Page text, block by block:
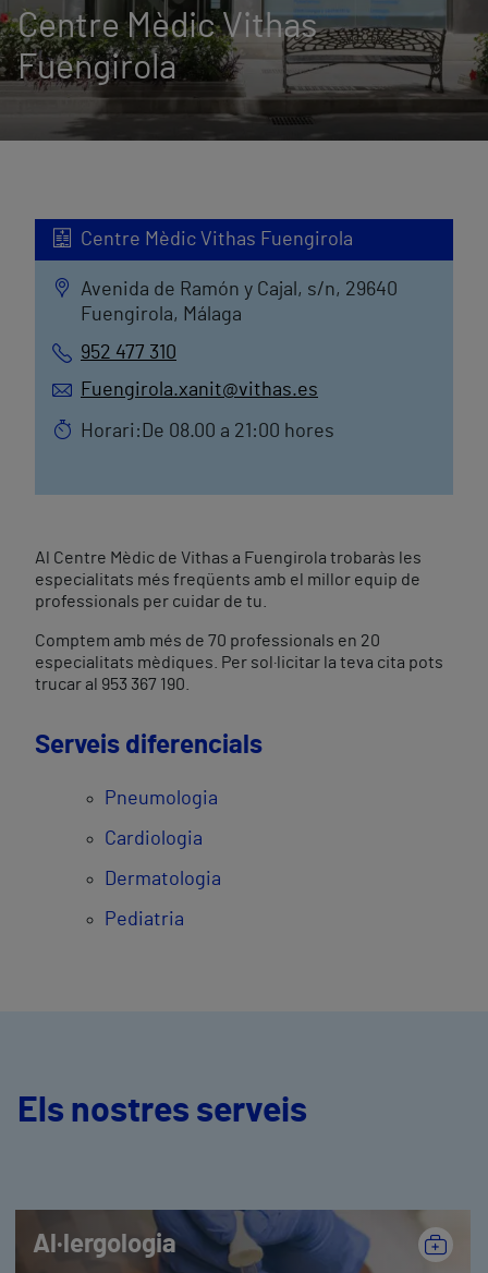
Centre Mèdic Vithas
Fuengirola
Centre Mèdic Vithas Fuengirola
Avenida de Ramón y Cajal, s/n, 29640
Fuengirola, Málaga
952 477 310
Fuengirola.xanit@vithas.es
Horari:De 08.00 a 21:00 hores
Al Centre Mèdic de Vithas a Fuengirola trobaràs les
especialitats més freqüents amb el millor equip de
professionals per cuidar de tu.
Comptem amb més de 70 professionals en 20
especialitats mèdiques. Per sol·licitar la teva cita pots
trucar al 953 367 190.
Serveis diferencials
Pneumologia
Cardiologia
Dermatologia
Pediatria
Els nostres serveis
Al·lergologia